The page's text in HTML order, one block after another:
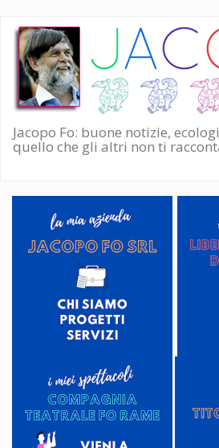
Salta
contenuto
principale
Jacopo Fo: buone notizie,
quello che gli altri non ti